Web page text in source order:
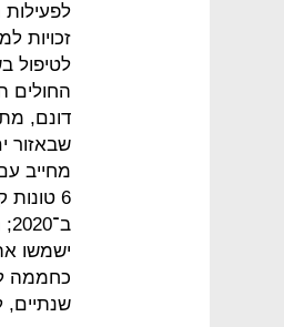
זכויות
לטיפול
מחייב
ישמשו
שנתיים,